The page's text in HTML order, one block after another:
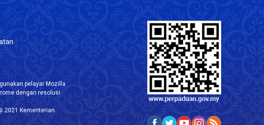
pelayar Mozilla
dengan resolusi
2021 Kementerian